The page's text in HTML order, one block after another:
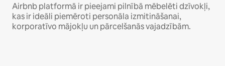
Airbnb platformā ir pieejami pilnībā mēbelēti dzīvokļi,
kas ir ideāli piemēroti personāla izmitināšanai,
korporatīvo mājokļu un pārcelšanās vajadzībām.